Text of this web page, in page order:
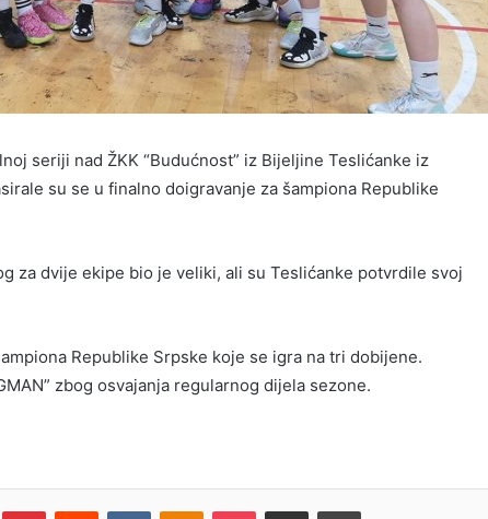
seriji nad ŽKK “Budućnost” iz Bijeljine Teslićanke iz
su se u finalno doigravanje za šampiona Republike
za dvije ekipe bio je veliki, ali su Teslićanke potvrdile svoj
Republike Srpske koje se igra na tri dobijene.
zbog osvajanja regularnog dijela sezone.
PinterestReddit VKontakteOdnoklassniki
Pocket Share via Email Print